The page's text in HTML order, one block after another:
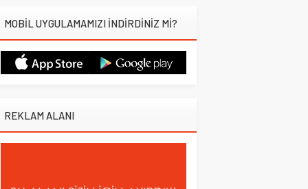
13.779,39
DOLAR
MOBİL UYGULAMAMIZI İNDİRDİNİZ Mİ?
REKLAM ALANI